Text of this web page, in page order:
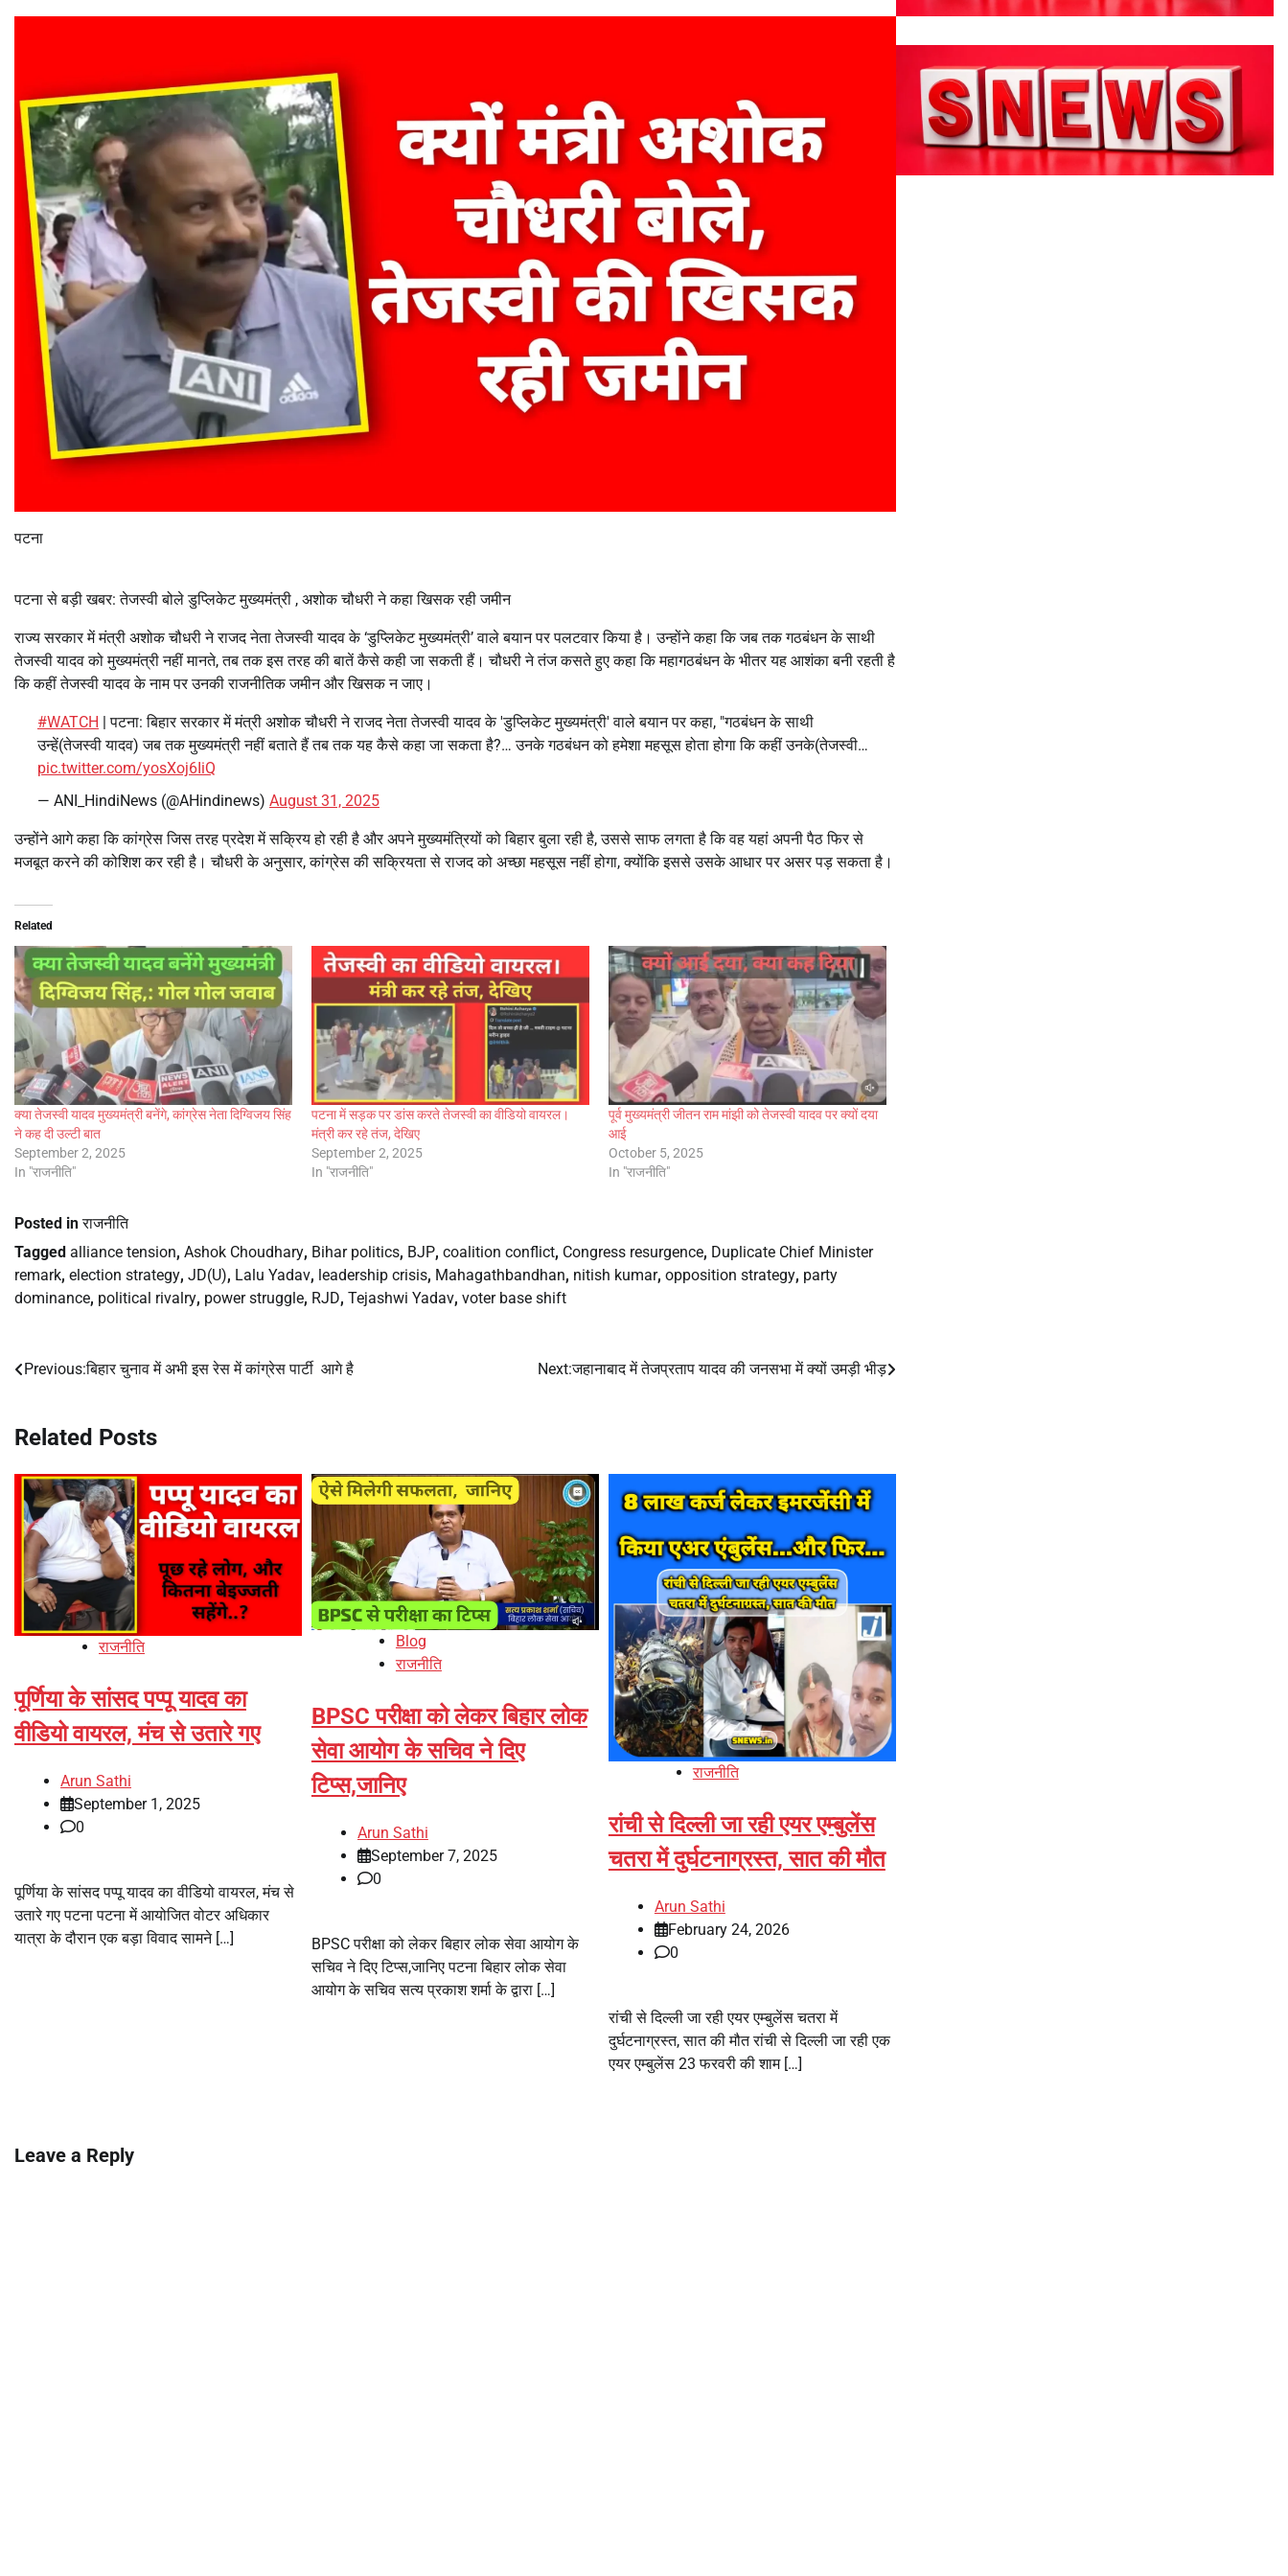
पटना
पटना से बड़ी खबर: तेजस्वी बोले डुप्लिकेट मुख्यमंत्री , अशोक चौधरी ने कहा खिसक रही जमीन
राज्य सरकार में मंत्री अशोक चौधरी ने राजद नेता तेजस्वी यादव के ‘डुप्लिकेट मुख्यमंत्री’ वाले बयान पर पलटवार किया है। उन्होंने कहा कि जब तक गठबंधन के साथी
तेजस्वी यादव को मुख्यमंत्री नहीं मानते, तब तक इस तरह की बातें कैसे कही जा सकती हैं। चौधरी ने तंज कसते हुए कहा कि महागठबंधन के भीतर यह आशंका बनी रहती है
कि कहीं तेजस्वी यादव के नाम पर उनकी राजनीतिक जमीन और खिसक न जाए।
#WATCH
| पटना: बिहार सरकार में मंत्री अशोक चौधरी ने राजद नेता तेजस्वी यादव के 'डुप्लिकेट मुख्यमंत्री' वाले बयान पर कहा, "गठबंधन के साथी
उन्हें(तेजस्वी यादव) जब तक मुख्यमंत्री नहीं बताते हैं तब तक यह कैसे कहा जा सकता है?… उनके गठबंधन को हमेशा महसूस होता होगा कि कहीं उनके(तेजस्वी…
pic.twitter.com/yosXoj6IiQ
— ANI_HindiNews (@AHindinews) August 31, 2025
उन्होंने आगे कहा कि कांग्रेस जिस तरह प्रदेश में सक्रिय हो रही है और अपने मुख्यमंत्रियों को बिहार बुला रही है, उससे साफ लगता है कि वह यहां अपनी पैठ फिर से
मजबूत करने की कोशिश कर रही है। चौधरी के अनुसार, कांग्रेस की सक्रियता से राजद को अच्छा महसूस नहीं होगा, क्योंकि इससे उसके आधार पर असर पड़ सकता है।
Related
क्या तेजस्वी यादव मुख्यमंत्री बनेंगे, कांग्रेस नेता दिग्विजय सिंह
ने कह दी उल्टी बात
September 2, 2025
In "राजनीति"
पटना में सड़क पर डांस करते तेजस्वी का वीडियो वायरल।
मंत्री कर रहे तंज, देखिए
September 2, 2025
In "राजनीति"
पूर्व मुख्यमंत्री जीतन राम मांझी को तेजस्वी यादव पर क्यों दया
आई
October 5, 2025
In "राजनीति"
Posted inराजनीति
Tagged alliance tension, Ashok Choudhary, Bihar politics, BJP, coalition conflict, Congress resurgence, Duplicate Chief Minister
remark, election strategy, JD(U), Lalu Yadav, leadership crisis, Mahagathbandhan, nitish kumar, opposition strategy, party
dominance, political rivalry, power struggle, RJD, Tejashwi Yadav, voter base shift
Post
Previous:बिहार चुनाव में अभी इस रेस में कांग्रेस पार्टी आगे है Next:जहानाबाद में तेजप्रताप यादव की जनसभा में क्यों उमड़ी भीड़
Related Posts
राजनीति
पूर्णिया के सांसद पप्पू यादव का
वीडियो वायरल, मंच से उतारे गए
Arun Sathi
September 1, 2025
0
पूर्णिया के सांसद पप्पू यादव का वीडियो वायरल, मंच से
उतारे गए पटना पटना में आयोजित वोटर अधिकार
यात्रा के दौरान एक बड़ा विवाद सामने […]
Blog
राजनीति
BPSC परीक्षा को लेकर बिहार लोक
सेवा आयोग के सचिव ने दिए
टिप्स,जानिए
Arun Sathi
September 7, 2025
0
BPSC परीक्षा को लेकर बिहार लोक सेवा आयोग के
सचिव ने दिए टिप्स,जानिए पटना बिहार लोक सेवा
आयोग के सचिव सत्य प्रकाश शर्मा के द्वारा […]
राजनीति
रांची से दिल्ली जा रही एयर एम्बुलेंस
चतरा में दुर्घटनाग्रस्त, सात की मौत
Arun Sathi
February 24, 2026
0
रांची से दिल्ली जा रही एयर एम्बुलेंस चतरा में
दुर्घटनाग्रस्त, सात की मौत रांची से दिल्ली जा रही एक
एयर एम्बुलेंस 23 फरवरी की शाम […]
Leave a Reply